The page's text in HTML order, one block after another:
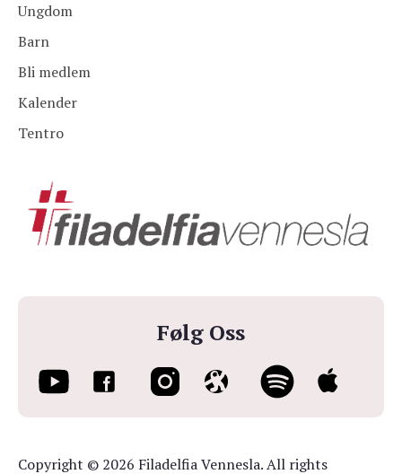
Følg Oss
Ungdom
Barn
Bli medlem
Kalender
Tentro
Copyright © 2026 Filadelfia Vennesla. All rights